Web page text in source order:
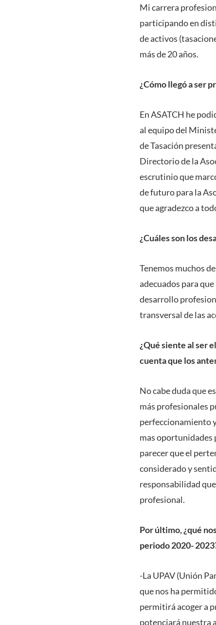
Mi carrera
participando en
de activos
más de 20 años.
¿Cómo llegó a ser
En ASATCH he
al equipo del
de Tasación
Directorio de la
escrutinio que
de futuro para la
que agradezco a
¿Cuáles son los
Tenemos muchos
adecuados para
desarrollo
transversal de las
¿Qué siente al ser
cuenta que los
No cabe duda que
más profesionales
perfeccionamiento
mas oportunidades
parecer que el
considerado y
responsabilidad
profesional.
Por último, ¿qué
periodo 2020-
-La UPAV (Unión
que nos ha
permitirá acoger a
potenciará nuestra